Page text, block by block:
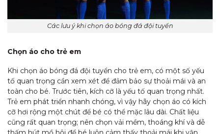
Các lưu ý khi chọn áo bóng đá đội tuyển
Chọn áo cho trẻ em
Khi chọn áo bóng đá đội tuyển cho trẻ em, có một số yếu
tố quan trọng cần xem xét để đảm bảo sự thoải mái và an
toàn cho bé. Trước tiên, kích cỡ là yếu tố quan trọng nhất.
Trẻ em phát triển nhanh chóng, vì vậy hãy chọn áo có kích
cỡ hơi rộng một chút để bé có thể mặc lâu dài. Chất liệu
cũng rất quan trọng; nên chọn vải mềm, thoáng khí và dễ